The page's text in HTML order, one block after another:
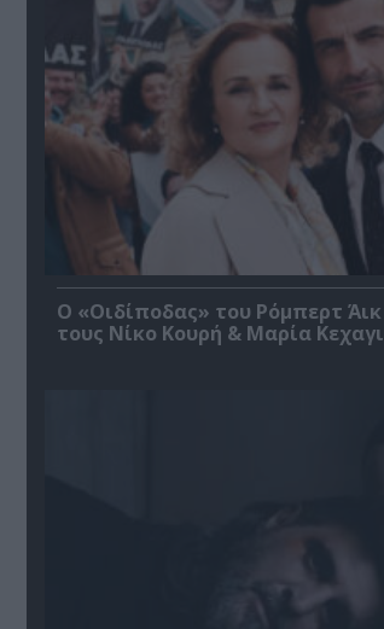
O «Οιδίποδας» του Ρόμπερτ
τους Νίκο Κουρή & Μαρία